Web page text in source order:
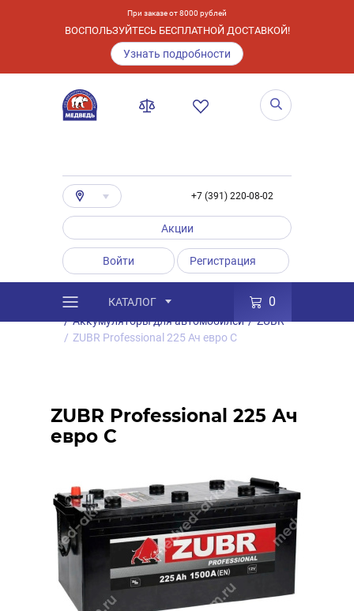
При заказе от 8000 рублей
ВОСПОЛЬЗУЙТЕСЬ БЕСПЛАТНОЙ ДОСТАВКОЙ!
Узнать подробности
+7 (391) 220-08-02
Акции
Войти Регистрация
КАТАЛОГ 0
Каталог / Товары
Аккумуляторы
/ Аккумуляторы для автомобилей / ZUBR
/ ZUBR Professional 225 Ач евро C
ZUBR Professional 225 Ач
евро C